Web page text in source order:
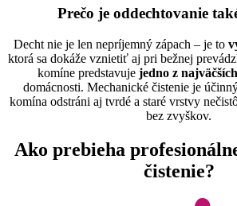
Prečo je oddechtovanie
Decht nie je len nepríjemný zápach – je to
ktorá sa dokáže vznietiť aj pri bežnej
komíne predstavuje jedno z
domácnosti. Mechanické čistenie je
komína odstráni aj tvrdé a staré vrstvy
bez zvyškov.
Ako prebieha
čistenie?